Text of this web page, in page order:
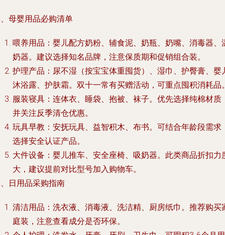
母婴用品必购清单
喂养用品：婴儿配方奶粉、辅食泥、奶瓶、奶嘴、消毒器、
奶器。建议选择知名品牌，注意保质期和促销组合装。
护理产品：尿不湿（按宝宝体重囤货）、湿巾、护臀膏、婴
沐浴露、护肤霜。双十一常有买赠活动，可重点囤积消耗品
服装寝具：连体衣、睡袋、抱被、袜子。优先选择纯棉材质
并关注反季清仓优惠。
玩具早教：安抚玩具、益智积木、布书。可结合年龄段需求
选择安全认证产品。
大件设备：婴儿推车、安全座椅、吸奶器。此类商品折扣力
大，建议提前对比型号加入购物车。
日用品采购指南
清洁用品：洗衣液、消毒液、洗洁精、厨房纸巾。推荐购买
庭装，注意查看成分是否环保。